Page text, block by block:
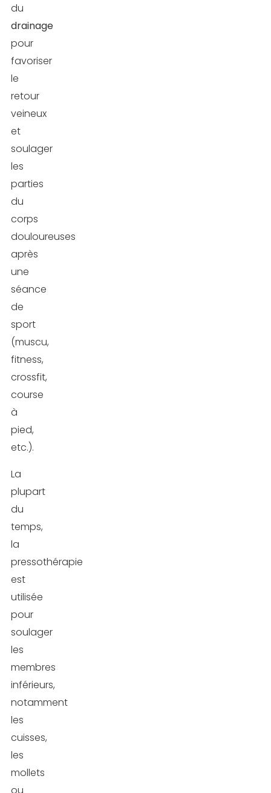
du
drainage
pour
favoriser
le
retour
veineux
et
soulager
les
parties
du
corps
douloureuses
après
une
séance
de
sport
(muscu,
fitness,
crossfit,
course
à
pied,
etc.).
La
plupart
du
temps,
la
pressothérapie
est
utilisée
pour
soulager
les
membres
inférieurs,
notamment
les
cuisses,
les
mollets
ou